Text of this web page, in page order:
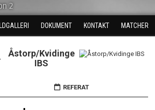
2
DOKUMENT KONTAKT MATCHER
Åstorp/Kvidinge
IBS
REFERAT